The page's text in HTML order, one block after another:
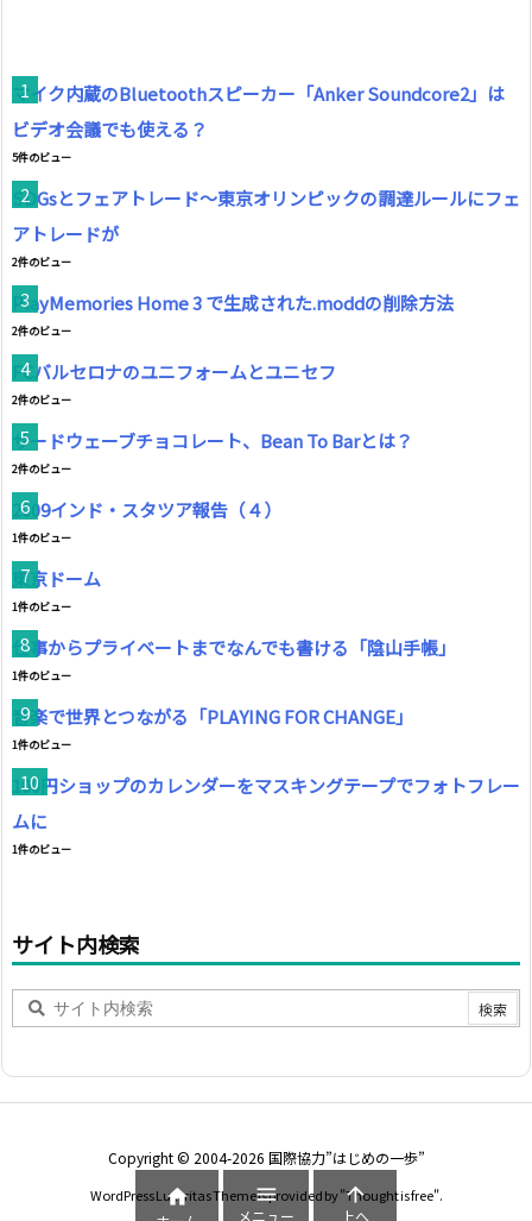
マイク内蔵のBluetoothスピーカー「Anker Soundcore2」は
ビデオ会議でも使える？
5件のビュー
SDGsとフェアトレード～東京オリンピックの調達ルールにフェ
アトレードが
2件のビュー
PlayMemories Home 3 で生成された.moddの削除方法
2件のビュー
FCバルセロナのユニフォームとユニセフ
2件のビュー
サードウェーブチョコレート、Bean To Barとは？
2件のビュー
2009インド・スタツア報告（４）
1件のビュー
東京ドーム
1件のビュー
仕事からプライベートまでなんでも書ける「陰山手帳」
1件のビュー
音楽で世界とつながる「PLAYING FOR CHANGE」
1件のビュー
100円ショップのカレンダーをマスキングテープでフォトフレー
ムに
1件のビュー
サイト内検索
Copyright © 2004-2026 国際協力”はじめの一歩”
WordPress Luxeritas Theme is provided by "Thought is free".
 
メニュー

上へ